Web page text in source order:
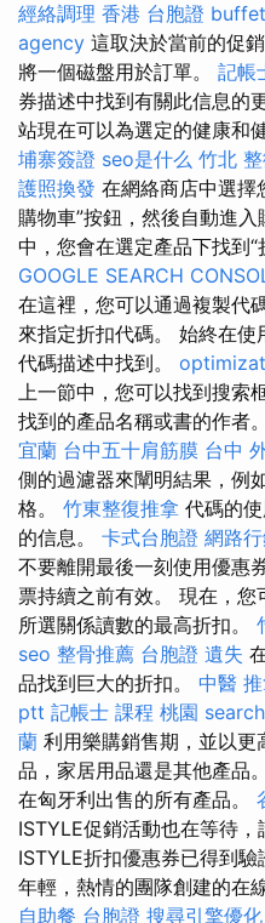
經絡調理 香港 台胞證
agency 這取決於當前的促
將一個磁盤用於訂單。 記帳
券描述中找到有關此信息的
站現在可以為選定的健康和
埔寨簽證 seo是什么 竹北
護照換發 在網絡商店中選擇
購物車”按鈕，然後自動進入
中，您會在選定產品下找到“
GOOGLE SEARCH
在這裡，您可以通過複製代
來指定折扣代碼。 始終在
代碼描述中找到。
上一節中，您可以找到搜索
找到的產品名稱或書的作者。
宜蘭 台中五十肩筋膜 台中
側的過濾器來闡明結果，例
格。 竹東整復推拿 代碼的
的信息。 卡式台胞證 網路
不要離開最後一刻使用優惠
票持續之前有效。 現在，
所選關係讀數的最高折扣。
seo 整骨推薦 台胞證 遺失
品找到巨大的折扣。 中醫
ptt 記帳士 課程 桃園
蘭 利用樂購銷售期，並以更
品，家居用品還是其他產品
在匈牙利出售的所有產品。
ISTYLE促銷活動也在等待，
ISTYLE折扣優惠券已得到驗
年輕，熱情的團隊創建的在
自助餐 台胞證 搜尋引擎優化